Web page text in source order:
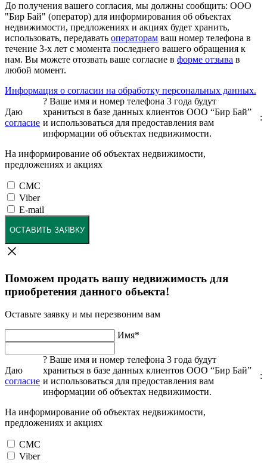
До получения вашего согласия, мы должны сообщить: ООО
"Бир Бай" (оператор) для информирования об объектах
недвижимости, предложениях и акциях будет хранить,
использовать, передавать операторам ваш номер телефона в
течение 3-х лет с момента последнего вашего обращения к
нам. Вы можете отозвать ваше согласие в форме отзыва в
любой момент.
Информация о согласии на обработку персональных данных.
Даю
согласие
? Ваше имя и номер телефона 3 года будут
храниться в базе данных клиентов ООО “Бир Бай”
и использоваться для предоставления вам
информации об объектах недвижимости.
:
На информирование об объектах недвижимости,
предложениях и акциях
СМС
Viber
E-mail
ОСТАВИТЬ ЗАЯВКУ
Поможем продать вашу недвижимость для
приобретения данного обьекта!
Оставьте заявку и мы перезвоним вам
Имя*
Даю
согласие
? Ваше имя и номер телефона 3 года будут
храниться в базе данных клиентов ООО “Бир Бай”
и использоваться для предоставления вам
информации об объектах недвижимости.
:
На информирование об объектах недвижимости,
предложениях и акциях
СМС
Viber